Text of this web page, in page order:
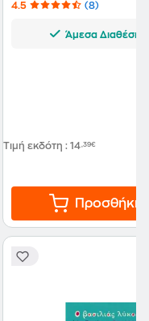
4.5 (8)
Άμεσα Διαθέσιμο
Τιμή εκδότη : 14,39€
Προσθήκη